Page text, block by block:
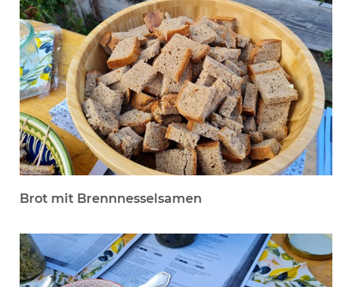
Brot mit Brennnesselsamen